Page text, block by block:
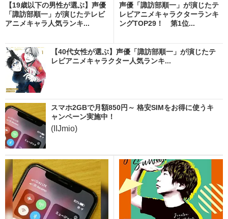
【19歳以下の男性が選ぶ】声優
「諏訪部順一」が演じたテレビ
アニメキャラ人気ランキ...
声優「諏訪部順一」が演じたテ
レビアニメキャラクターランキ
ングTOP29！ 第1位...
【40代女性が選ぶ】声優「諏訪部順一」が演じたテ
レビアニメキャラクター人気ランキ...
スマホ2GBで月額850円～ 格安SIMをお得に使うキ
ャンペーン実施中！
(IIJmio)